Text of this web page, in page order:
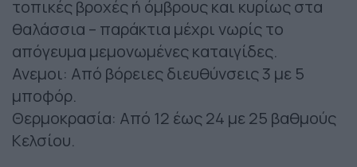
τοπικές βροχές ή όμβρους και κυρίως στα
θαλάσσια – παράκτια μέχρι νωρίς το
απόγευμα μεμονωμένες καταιγίδες.
Ανεμοι: Από βόρειες διευθύνσεις 3 με 5
μποφόρ.
Θερμοκρασία: Από 12 έως 24 με 25 βαθμούς
Κελσίου.